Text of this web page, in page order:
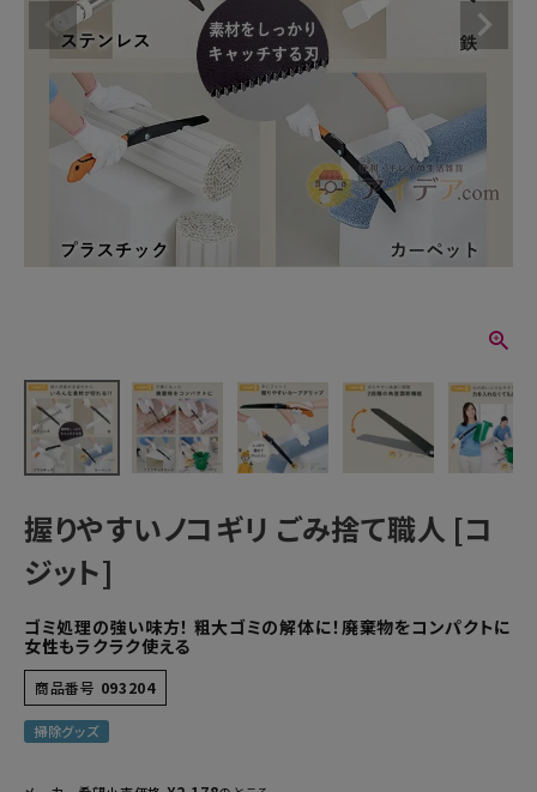
握りやすいノコギリ ごみ捨て職人 [コ
ジット]
ゴミ処理の強い味方！ 粗大ゴミの解体に！廃棄物をコンパクトに
女性もラクラク使える
商品番号 093204
掃除グッズ